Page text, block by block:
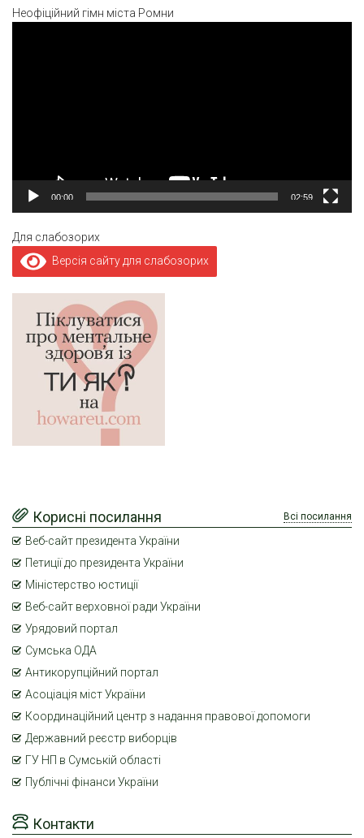
Неофіційний гімн міста Ромни
00:00 02:59
Для слабозорих
Версія сайту для слабозорих
Контакти
Корисні посилання Всі посилання
Веб-сайт президента України
Петиції до президента України
Міністерство юстиції
Веб-сайт верховної ради України
Урядовий портал
Сумська ОДА
Антикорупційний портал
Асоціація міст України
Координаційний центр з надання правової допомоги
Державний реєстр виборців
ГУ НП в Сумській області
Публічні фінанси України